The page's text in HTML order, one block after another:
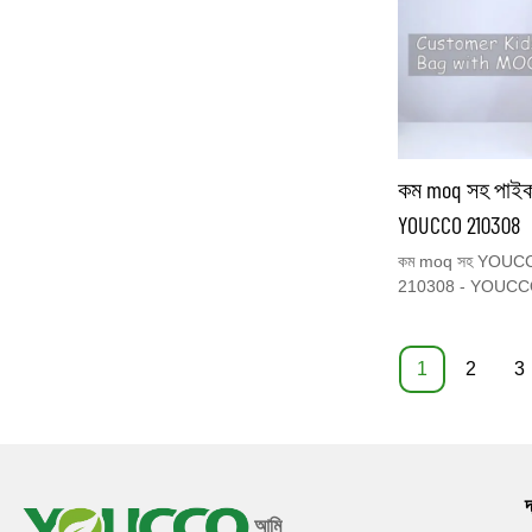
আমরা আপনার
বাকি যত্ন নেব: আপনার
হবে, প্যাকেজ করা
সাহায্য করার জন্য
কম moq সহ
YOUCCO 210308
কম moq সহ YOUCCO
210308 - YOUCCO,
আপনি যা চান তা মুদ্রণ
ব্যাকপ্যাক, এটি একটি
1 2 3
আমি